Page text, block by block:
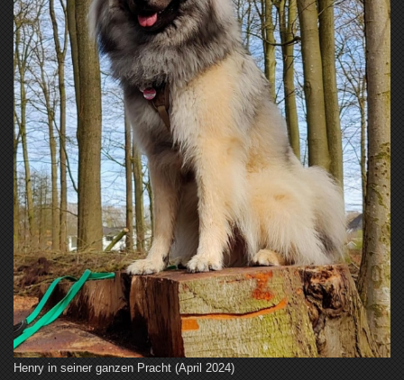
Henry in seiner ganzen Pracht (April 2024)